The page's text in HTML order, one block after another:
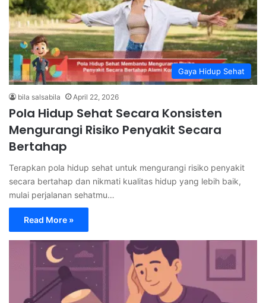
Gaya Hidup Sehat
bila salsabila April 22, 2026
Pola Hidup Sehat Secara Konsisten
Mengurangi Risiko Penyakit Secara
Bertahap
Terapkan pola hidup sehat untuk mengurangi risiko penyakit
secara bertahap dan nikmati kualitas hidup yang lebih baik,
mulai perjalanan sehatmu…
Read More »